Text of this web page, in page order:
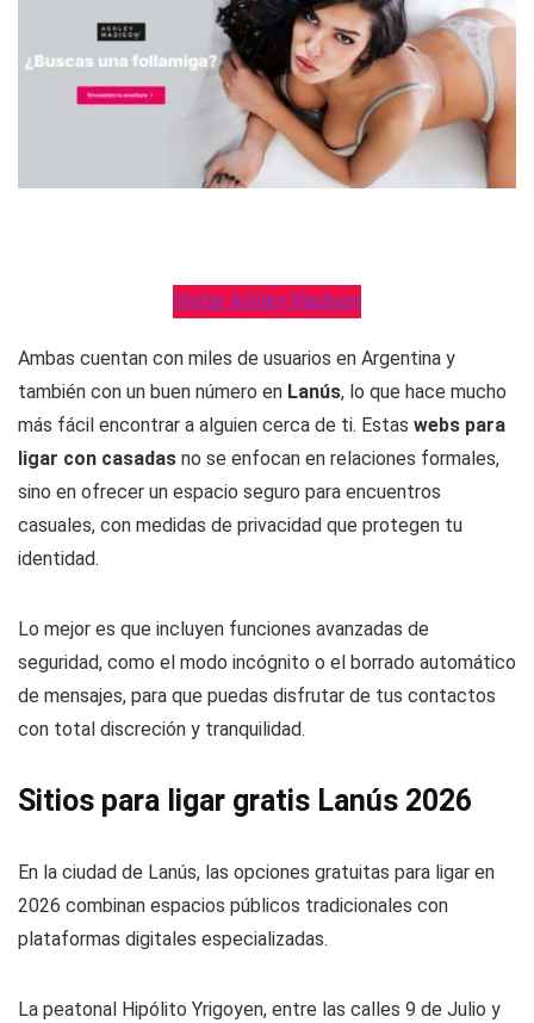
Visitar Ashley Madison
Ambas cuentan con miles de usuarios en Argentina y
también con un buen número en Lanús, lo que hace mucho
más fácil encontrar a alguien cerca de ti. Estas webs para
ligar con casadas no se enfocan en relaciones formales,
sino en ofrecer un espacio seguro para encuentros
casuales, con medidas de privacidad que protegen tu
identidad.
Lo mejor es que incluyen funciones avanzadas de
seguridad, como el modo incógnito o el borrado automático
de mensajes, para que puedas disfrutar de tus contactos
con total discreción y tranquilidad.
Sitios para ligar gratis Lanús 2026
En la ciudad de Lanús, las opciones gratuitas para ligar en
2026 combinan espacios públicos tradicionales con
plataformas digitales especializadas.
La peatonal Hipólito Yrigoyen, entre las calles 9 de Julio y